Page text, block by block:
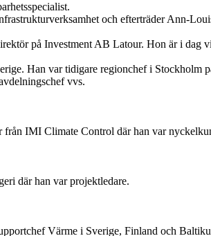
och efterträder Ann-
på Investment AB Latour. Hon är i dag
Han var tidigare regionchef i Stockholm
vvs.
IMI Climate Control där han var
där han var projektledare.
Värme i Sverige, Finland och